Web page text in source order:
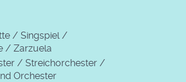
/ Singspiel /
/ Zarzuela
/ Streichorchester /
Orchester